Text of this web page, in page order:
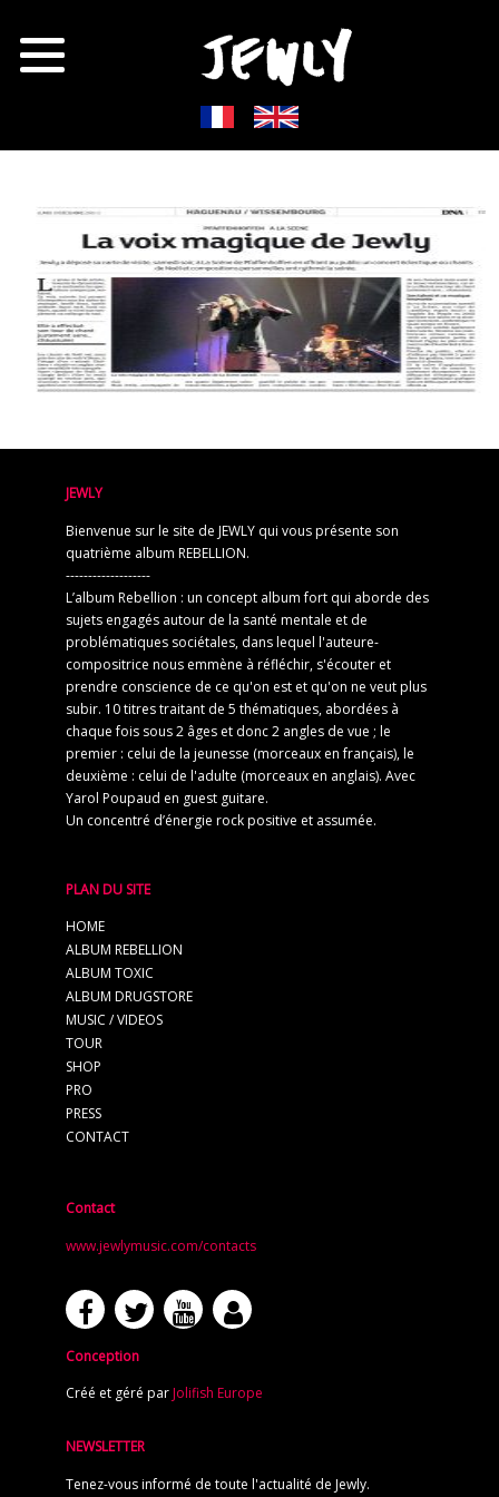
JEWLY
Bienvenue sur le site de JEWLY qui vous présente son
quatrième album REBELLION.
-------------------
L’album Rebellion : un concept album fort qui aborde des
sujets engagés autour de la santé mentale et de
problématiques sociétales, dans lequel l'auteure-
compositrice nous emmène à réfléchir, s'écouter et
prendre conscience de ce qu'on est et qu'on ne veut plus
subir. 10 titres traitant de 5 thématiques, abordées à
chaque fois sous 2 âges et donc 2 angles de vue ; le
premier : celui de la jeunesse (morceaux en français), le
deuxième : celui de l'adulte (morceaux en anglais). Avec
Yarol Poupaud en guest guitare.
Un concentré d’énergie rock positive et assumée.
PLAN DU SITE
HOME
ALBUM REBELLION
ALBUM TOXIC
ALBUM DRUGSTORE
MUSIC / VIDEOS
TOUR
SHOP
PRO
PRESS
CONTACT
Contact
www.jewlymusic.com/contacts
Conception
Créé et géré par Jolifish Europe
NEWSLETTER
Tenez-vous informé de toute l'actualité de Jewly.